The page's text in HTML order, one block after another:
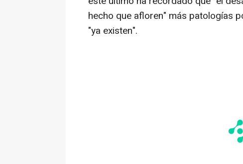
hecho que afloren" más patologías
"ya existen".